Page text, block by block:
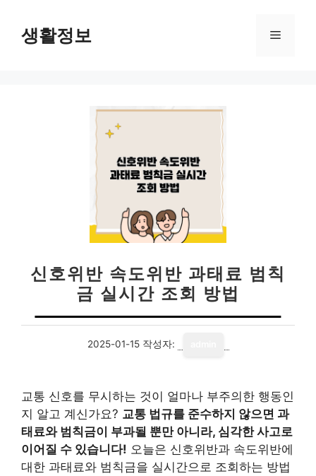
생활정보 메
신호위반 속도위반 과태료 범칙
금 실시간 조회 방법
2025-01-15 작성자:
교통 신호를 무시하는 것이 얼마나 부주의한 행동인
지 알고 계신가요? 교통 법규를 준수하지 않으면 과
태료와 범칙금이 부과될 뿐만 아니라, 심각한 사고로
이어질 수 있습니다! 오늘은 신호위반과 속도위반에
대한 과태료와 범칙금을 실시간으로 조회하는 방법